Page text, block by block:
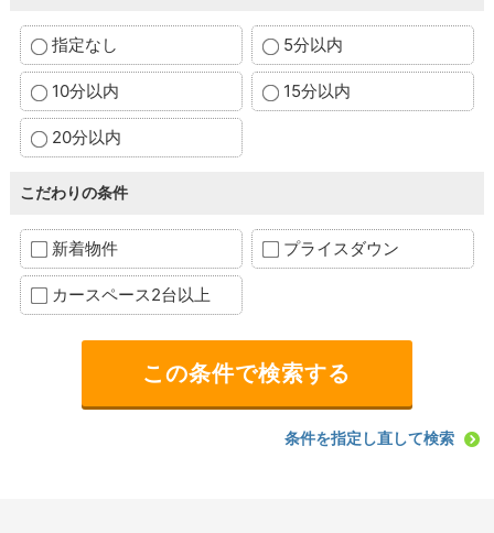
指定なし 5分以内
10分以内 15分以内
20分以内
こだわりの条件
新着物件 プライスダウン
カースペース2台以上
条件を指定し直して検索